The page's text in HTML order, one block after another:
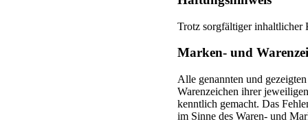
Trotz sorgfältiger inhaltlicher
Marken- und
Alle genannten und
Warenzeichen ihrer
kenntlich gemacht. Das
im Sinne des Waren- und